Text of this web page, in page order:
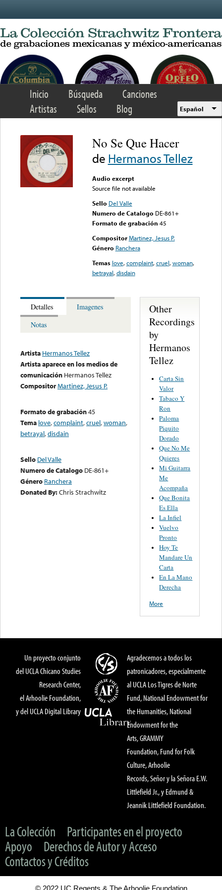
Inicio Búsqueda
Canciones
Artistas
Sellos Blog Español
No Se Que Hacer
de Hermanos Tellez
Audio excerpt
Source file not available
Sello Del Valle
Numero de Catalogo DE-861+
Formato de grabación 45
Compositor Martinez, Jesus P.
Género Ranchera
Temas love,complaint,cruel,woman,
betrayal,disdain
Detalles
Imagenes
Notas
Artista Hermanos Tellez
Artista aparece en los medios de
comunicación Hermanos Tellez
CompositorMartinez, Jesus P.
Formato de grabación45
Tema love,complaint,cruel,woman,
betrayal,disdain
Sello Del Valle
Numero de Catalogo DE-861+
Género Ranchera
Donated By:Chris Strachwitz
Other
Recordings
by
Hermanos
Tellez
Carta Sin
Valor
Tabaco Y
Ron
Paloma
Piquito
Dorado
Que No Me
Quieres
Mi Guitarra
Me
Acompaña
Que Bonita
Es Ella
La Infiel
Vuelvo
Pronto
Hoy Te
Mandare Un
Carta
En La Mano
Derecha
More
Un proyecto conjunto
del UCLA Chicano Studies
Research Center,
el Arhoolie Foundation,
y del UCLA Digital Library
Agradecemos a todos los
patronicadores, especialmente
al UCLA Los Tigres de Norte
Fund, National Endowment for
the Humanities, National
Endowment for the
Arts, GRAMMY
Foundation, Fund for Folk
Culture, Arhoolie
Records, Señor y la Señora E.W.
Littlefield Jr., y Edmund &
Jeannik Littlefield Foundation.
La Colección
Participantes en el proyecto
Apoyo
Derechos de Autor y Acceso
Contactos y Créditos